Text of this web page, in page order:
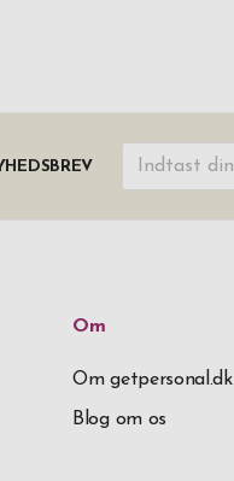
Om
Om getpersonal.dk
Blog om os